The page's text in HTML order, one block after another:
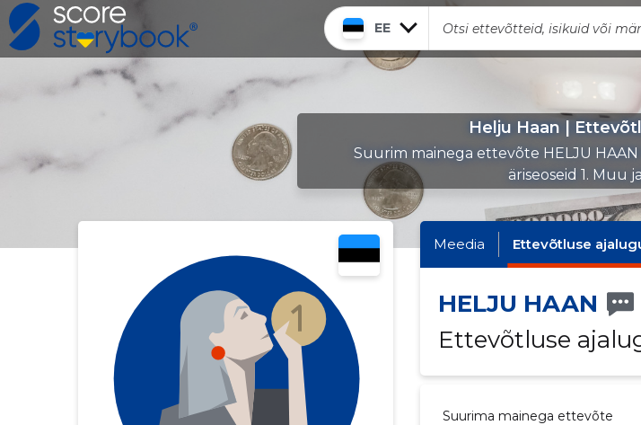
EE
Helju Haan |
Suurim mainega ettevõte HELJU HAAN
äriseoseid 1. Muu
Meedia Ettevõtluse
HELJU HAAN
Ettevõtluse
Suurima mainega ettevõte